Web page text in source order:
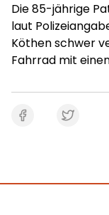
Die 85-jährige
laut
Köthen schwer
Fahrrad mit